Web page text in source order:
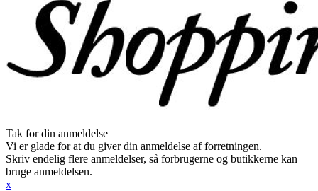
Tak for din anmeldelse
Vi er glade for at du giver din anmeldelse af forretningen.
Skriv endelig flere anmeldelser, så forbrugerne og butikkerne kan
bruge anmeldelsen.
x